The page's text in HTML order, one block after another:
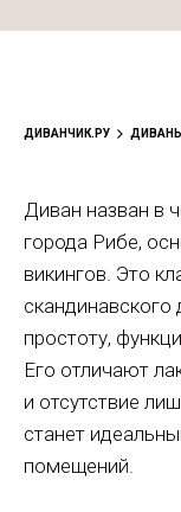
ДИВАНЧИК.РУ ДИВАНЫ
Диван назван в
города Рибе,
викингов. Это
простоту,
Его отличают
и отсутствие
станет
помещений.